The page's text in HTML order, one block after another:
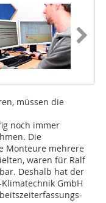
müssen die
noch immer
Die
Monteure mehrere
waren für Ralf
Deshalb hat der
GmbH